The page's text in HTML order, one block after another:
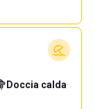
Doccia calda·